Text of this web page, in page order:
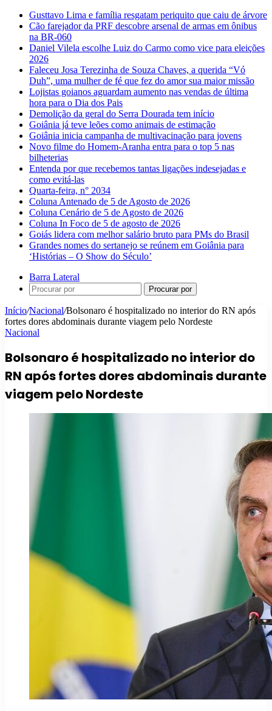
Gusttavo Lima e família resgatam periquito que caiu de árvore
Cão farejador da PRF descobre arsenal de armas em ônibus
na BR-060
Daniel Vilela escolhe Luiz do Carmo como vice para eleições
2026
Faleceu Josa Terezinha de Souza Chaves, a querida “Vó
Duh”, uma mulher de fé que fez do amor sua maior missão
Lojistas goianos aguardam aumento nas vendas de última
hora para o Dia dos Pais
Demolição da geral do Serra Dourada tem início
Goiânia já teve leões como animais de estimação
Goiânia inicia campanha de multivacinação para jovens
Novo filme do Homem-Aranha entra para o top 5 nas
bilheterias
Entenda por que recebemos tantas ligações indesejadas e
como evitá-las
Quarta-feira, n° 2034
Coluna Antenado de 5 de Agosto de 2026
Coluna Cenário de 5 de Agosto de 2026
Coluna In Foco de 5 de agosto de 2026
Goiás lidera com melhor salário bruto para PMs do Brasil
Grandes nomes do sertanejo se reúnem em Goiânia para
‘Histórias – O Show do Século’
Barra Lateral
Procurar por
Início/Nacional/Bolsonaro é hospitalizado no interior do RN após
fortes dores abdominais durante viagem pelo Nordeste
Nacional
Bolsonaro é hospitalizado no interior do
RN após fortes dores abdominais durante
viagem pelo Nordeste